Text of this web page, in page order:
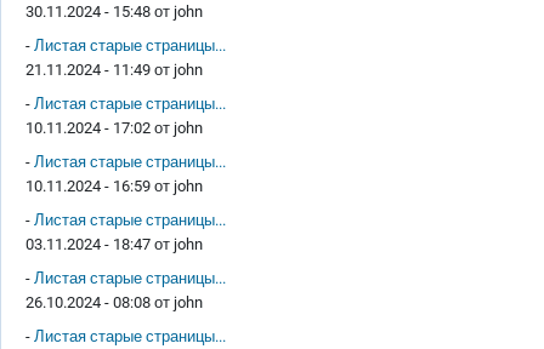
30.11.2024 - 15:48 от john
- Листая старые страницы...
21.11.2024 - 11:49 от john
- Листая старые страницы...
10.11.2024 - 17:02 от john
- Листая старые страницы...
10.11.2024 - 16:59 от john
- Листая старые страницы...
03.11.2024 - 18:47 от john
- Листая старые страницы...
26.10.2024 - 08:08 от john
- Листая старые страницы...